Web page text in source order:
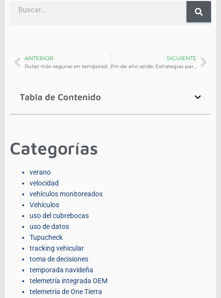
ANTERIOR SIGUIENTE
Fin de año verde: Estrategias para reducir emisiones sin afectar el rendimiento
Tabla de Contenido
Categorías
verano
velocidad
vehículos monitoreados
Vehículos
uso del cubrebocas
uso de datos
Tupucheck
tracking vehicular
toma de decisiones
temporada navideña
telemetría integrada OEM
telemetría de One Tierra